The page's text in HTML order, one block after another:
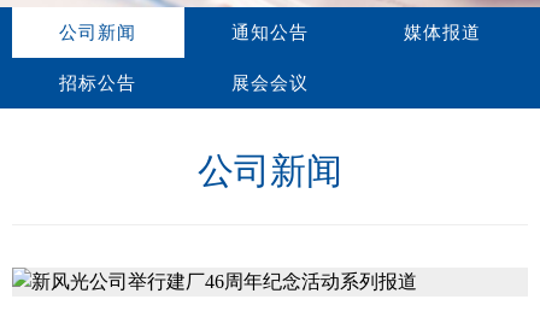
公司新闻 通知公告 媒体报道
招标公告 展会会议
公司新闻